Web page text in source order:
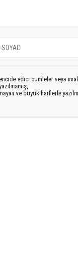
edici cümleler veya
ve büyük harflerle